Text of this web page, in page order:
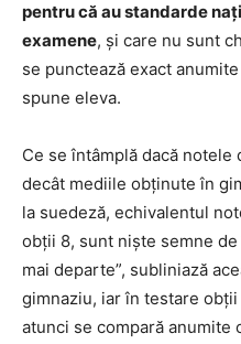
pentru că au standarde
examene, și care nu sunt
se punctează exact
spune eleva.
Ce se întâmplă dacă notele
decât mediile obținute în
la suedeză, echivalentul
obții 8, sunt niște semne
mai departe”, subliniază
gimnaziu, iar în testare
atunci se compară